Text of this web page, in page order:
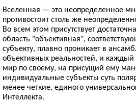
Вселенная — это неопределенное
противостоит столь же
Во всем этом присутствует
область "объективная",
субъекту, плавно проникает в
объективных реальностей, и каждый
мир по своему, на присущий ему
индивидуальные субъекты суть
менее четкие, единого
Интеллекта.